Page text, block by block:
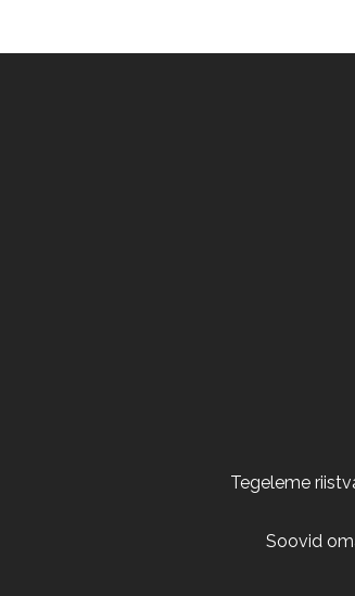
Tegeleme
Soovid